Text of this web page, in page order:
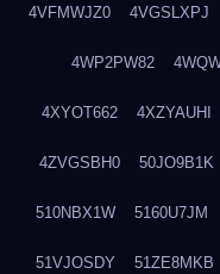
4VFMWJZ0 4VGSLXPJ
4WP2PW82
4XYOT662 4XZYAUHI
4ZVGSBH0 50JO9B1K
510NBX1W 5160U7JM
51VJOSDY 51ZE8MKB